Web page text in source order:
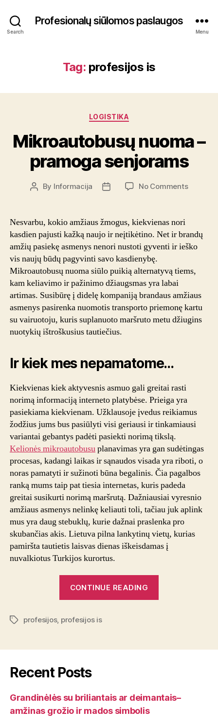
Search
Profesionalų siūlomos paslaugos
Menu
Tag: profesijos is
Categories
LOGISTIKA
Mikroautobusų nuoma –
pramoga senjorams
Post
By Informacija
Post
No Commentson
Nesvarbu, kokio amžiaus žmogus, kiekvienas nori
kasdien pajusti kažką naujo ir neįtikėtino. Net ir brandų
amžių pasiekę asmenys nenori nustoti gyventi ir ieško
vis naujų būdų pagyvinti savo kasdienybę.
Mikroautobusų nuoma siūlo puikią alternatyvą tiems,
kam keliavimo ir pažinimo džiaugsmas yra labai
artimas. Susibūrę į didelę kompaniją brandaus amžiaus
asmenys pasirenka nuomotis transporto priemonę kartu
su vairuotoju, kuris suplanuoto maršruto metu džiugins
nuotykių ištroškusius tautiečius.
Ir kiek mes nepamatome…
Kiekvienas kiek aktyvesnis asmuo gali greitai rasti
norimą informaciją interneto platybėse. Prieiga yra
pasiekiama kiekvienam. Užklausoje įvedus reikiamus
žodžius jums bus pasiūlyti visi geriausi ir tinkamiausi
variantai gebantys padėti pasiekti norimą tikslą.
Kelionės mikroautobusuplanavimas yra gan sudėtingas
procesas, kadangi laikas ir sąnaudos visada yra riboti, o
noras pamatyti ir sužinoti būna begalinis. Čia pagalbos
ranką mums taip pat tiesia internetas, kuris padeda
greitai susikurti norimą maršrutą. Dažniausiai vyresnio
amžiaus asmenys nelinkę keliauti toli, tačiau juk aplink
mus yra daug stebuklų, kurie dažnai praslenka pro
skubančias akis. Lietuva pilna lankytinų vietų, kurias
pamiršta tautietis laisvas dienas iškeisdamas į
nuvalkiotus Turkijos kurortus.
CONTINUE READING
Tagsprofesijos, profesijos is
Recent Posts
Grandinėlės su briliantais ar deimantais–
amžinas grožio ir mados simbolis